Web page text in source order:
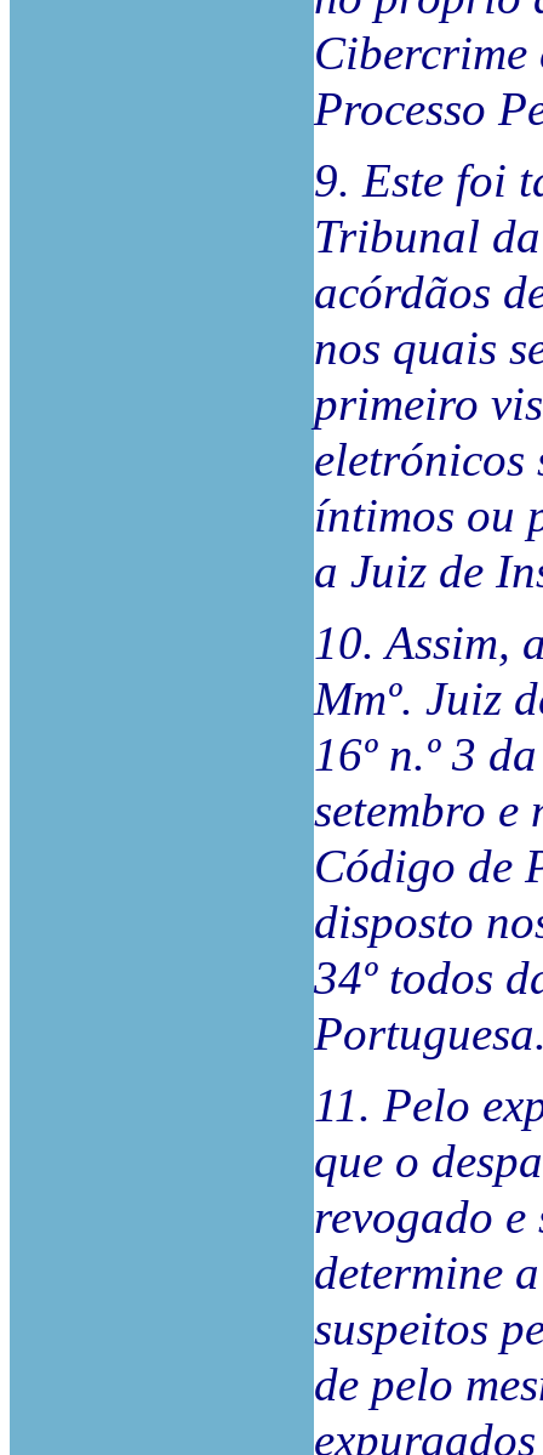
Cibercrime
Processo
9. Este foi
Tribunal
acórdãos
nos quais
primeiro
eletrónicos
íntimos ou
a Juiz de
10. Assim,
Mmº. Juiz
16º n.º 3
setembro e
Código de
disposto
34º todos
11. Pelo
que o
revogado
determine
suspeitos
de pelo